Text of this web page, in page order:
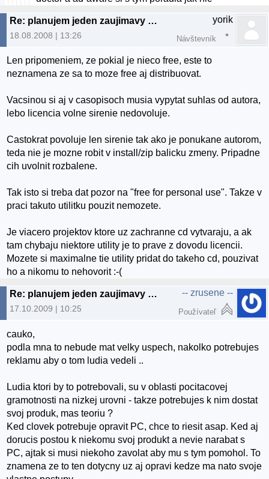
Re: planujem jeden zaujimavy projekt...
18.08.2008 | 13:26
yorik
Návštevník
Len pripomeniem, ze pokial je nieco free, este to
neznamena ze sa to moze free aj distribuovat.
Vacsinou si aj v casopisoch musia vypytat suhlas od autora,
lebo licencia volne sirenie nedovoluje.
Castokrat povoluje len sirenie tak ako je ponukane autorom,
teda nie je mozne robit v install/zip balicku zmeny. Pripadne
cih uvolnit rozbalene.
Tak isto si treba dat pozor na "free for personal use". Takze v
praci takuto utilitku pouzit nemozete.
Je viacero projektov ktore uz zachranne cd vytvaraju, a ak
tam chybaju niektore utility je to prave z dovodu licencii.
Mozete si maximalne tie utility pridat do takeho cd, pouzivat
ho a nikomu to nehovorit :-(
Re: planujem jeden zaujimavy projekt...
17.10.2009 | 10:25
-- zrusene --
Používateľ
cauko,
podla mna to nebude mat velky uspech, nakolko potrebujes
reklamu aby o tom ludia vedeli ..
Ludia ktori by to potrebovali, su v oblasti pocitacovej
gramotnosti na nizkej urovni - takze potrebujes k nim dostat
svoj produk, mas teoriu ?
Ked clovek potrebuje opravit PC, chce to riesit asap. Ked aj
dorucis postou k niekomu svoj produkt a nevie narabat s
PC, ajtak si musi niekoho zavolat aby mu s tym pomohol. To
znamena ze to ten dotycny uz aj opravi kedze ma nato svoje